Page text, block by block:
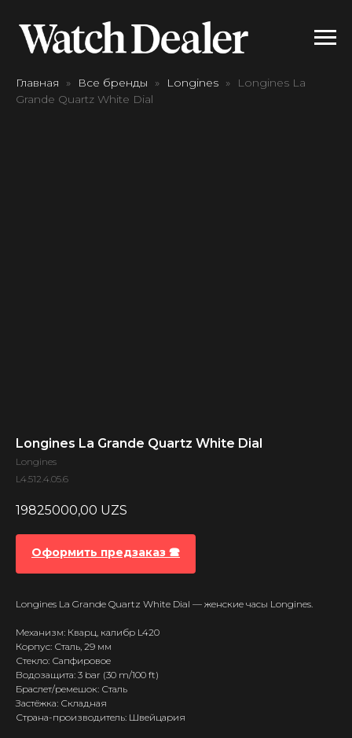
Главная Все бренды Longines
Longines La
Grande Quartz White Dial
Longines La Grande Quartz White Dial
Longines
L4.512.4.05.6
19825000,00 UZS
Оформить предзаказ 🕿
Longines La Grande Quartz White Dial — женские часы Longines.
Механизм: Кварц, калибр L420
Корпус: Сталь, 29 мм
Стекло: Сапфировое
Водозащита: 3 bar (30 m/100 ft)
Браслет/ремешок: Сталь
Застёжка: Складная
Страна-производитель: Швейцария